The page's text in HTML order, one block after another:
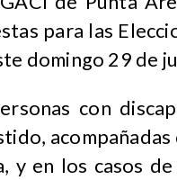
para las
domingo 29 de
con
acompañadas
y en los casos